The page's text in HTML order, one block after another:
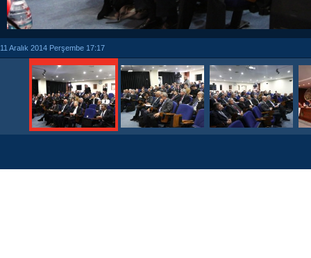
11 Aralık 2014 Perşembe 17:17